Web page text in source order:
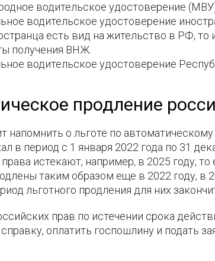
водительское удостоверение
водительское удостоверение
есть вид на жительство в РФ,
получения ВНЖ.
водительское удостоверение
продление
напомнить о льготе по
в период с 1 января 2022 года по 31
истекают, например, в 2025 году,
таким образом еще в 2022 году, в
льготного продления для них
прав по истечении срока
оплатить госпошлину и подать